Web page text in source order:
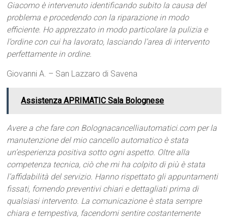
Giacomo è intervenuto identificando subito la causa del
problema e procedendo con la riparazione in modo
efficiente. Ho apprezzato in modo particolare la pulizia e
l’ordine con cui ha lavorato, lasciando l’area di intervento
perfettamente in ordine.
Giovanni A. – San Lazzaro di Savena
Assistenza APRIMATIC Sala Bolognese
Avere a che fare con Bolognacancelliautomatici.com per la
manutenzione del mio cancello automatico è stata
un’esperienza positiva sotto ogni aspetto. Oltre alla
competenza tecnica, ciò che mi ha colpito di più è stata
l’affidabilità del servizio. Hanno rispettato gli appuntamenti
fissati, fornendo preventivi chiari e dettagliati prima di
qualsiasi intervento. La comunicazione è stata sempre
chiara e tempestiva, facendomi sentire costantemente